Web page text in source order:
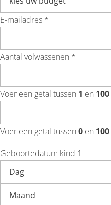
E-mailadres *
Aantal volwassenen *
Voer een getal tussen 1 en 100
Voer een getal tussen 0 en 100
Geboortedatum kind 1